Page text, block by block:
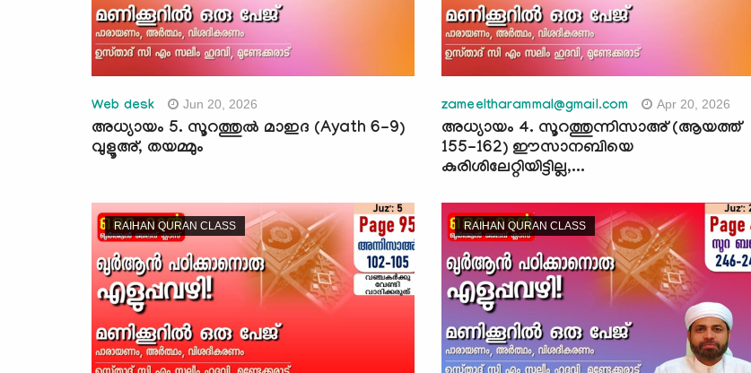
Web desk Jun 20, 2026
അധ്യായം 5. സൂറത്തുല്‍ മാഇദ (Ayath 6-9)
വുളൂഅ്, തയമ്മും
zameeltharammal@gmail.com Apr 20, 2026
അധ്യായം 4. സൂറത്തുന്നിസാഅ് (ആയത്ത്
155-162) ഈസാനബിയെ
കുരിശിലേറ്റിയിട്ടില്ല,...
RAIHAN QURAN CLASS RAIHAN QURAN CLASS